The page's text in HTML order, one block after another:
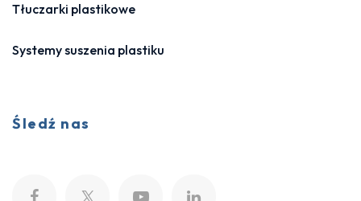
Tłuczarki plastikowe
Systemy suszenia plastiku
Śledź nas